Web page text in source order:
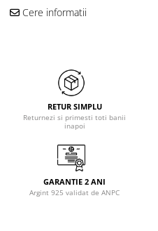
Cere informatii
RETUR SIMPLU
Returnezi si primesti toti banii
inapoi
GARANTIE 2 ANI
Argint 925 validat de ANPC